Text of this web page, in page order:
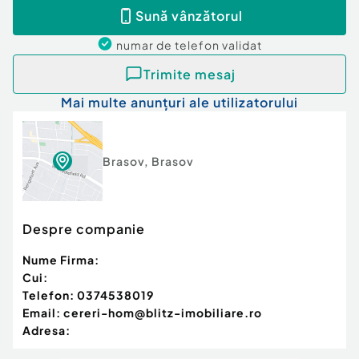
Id intern: P168892
Sună vânzătorul
numar de telefon validat
Trimite mesaj
Mai multe anunțuri ale utilizatorului
Brasov, Brasov
Despre companie
Nume Firma:
Cui:
Telefon: 0374538019
Email: cereri-hom@blitz-imobiliare.ro
Adresa: